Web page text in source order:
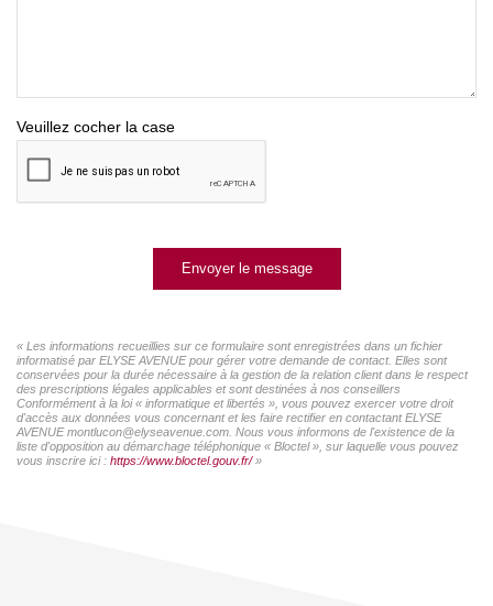
Veuillez cocher la case
Envoyer le message
« Les informations recueillies sur ce formulaire sont enregistrées dans un fichier
informatisé par ELYSE AVENUE pour gérer votre demande de contact. Elles sont
conservées pour la durée nécessaire à la gestion de la relation client dans le respect
des prescriptions légales applicables et sont destinées à nos conseillers
Conformément à la loi « informatique et libertés », vous pouvez exercer votre droit
d'accès aux données vous concernant et les faire rectifier en contactant ELYSE
AVENUE montlucon@elyseavenue.com. Nous vous informons de l'existence de la
liste d'opposition au démarchage téléphonique « Bloctel », sur laquelle vous pouvez
vous inscrire ici : https://www.bloctel.gouv.fr/»